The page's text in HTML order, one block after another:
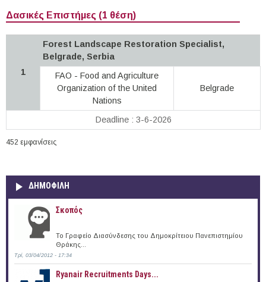
Δασικές Επιστήμες (1 θέση)
1
Forest Landscape Restoration Specialist,
Belgrade, Serbia
FAO - Food and Agriculture
Organization of the United
Nations
Belgrade
Deadline : 3-6-2026
452 εμφανίσεις
ΔΗΜΟΦΙΛΗ
Σκοπός
Το Γραφείο Διασύνδεσης του Δημοκρίτειου Πανεπιστημίου
Θράκης...
Τρί, 03/04/2012 - 17:34
Ryanair Recruitments Days...